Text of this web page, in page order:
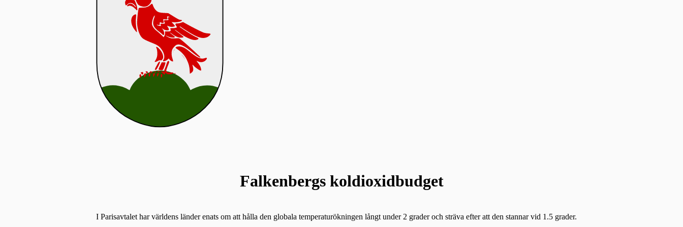
Falkenbergs koldioxidbudget
I Parisavtalet har världens länder enats om att hålla den globala temperaturökningen långt under 2 grader och sträva efter att den stannar vid 1.5 grader.